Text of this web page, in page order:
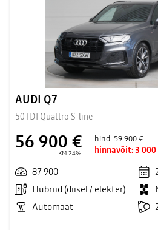
AUDI Q7
50TDI Quattro S-line
56 900 €
KM 24%
hind: 59 900 €
hinnavõit:3 000
87 900
Hübriid (diisel / elekter)
Automaat